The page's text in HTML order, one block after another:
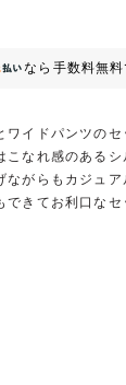
なら 手数料無料
ワイドパンツの
こなれ感のある
ながらもカジュ
できてお利口なセ